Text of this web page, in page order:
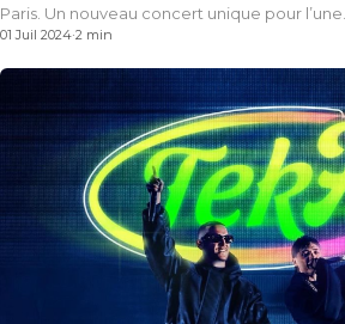
Paris. Un nouveau concert unique pour l’une…
01 Juil 2024·2 min